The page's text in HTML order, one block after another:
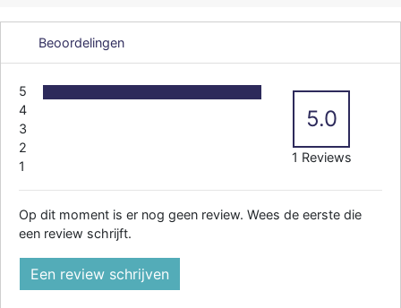
Beoordelingen
5
4
3
2
1
5.0
1 Reviews
Op dit moment is er nog geen review. Wees de eerste die
een review schrijft.
Een review schrijven